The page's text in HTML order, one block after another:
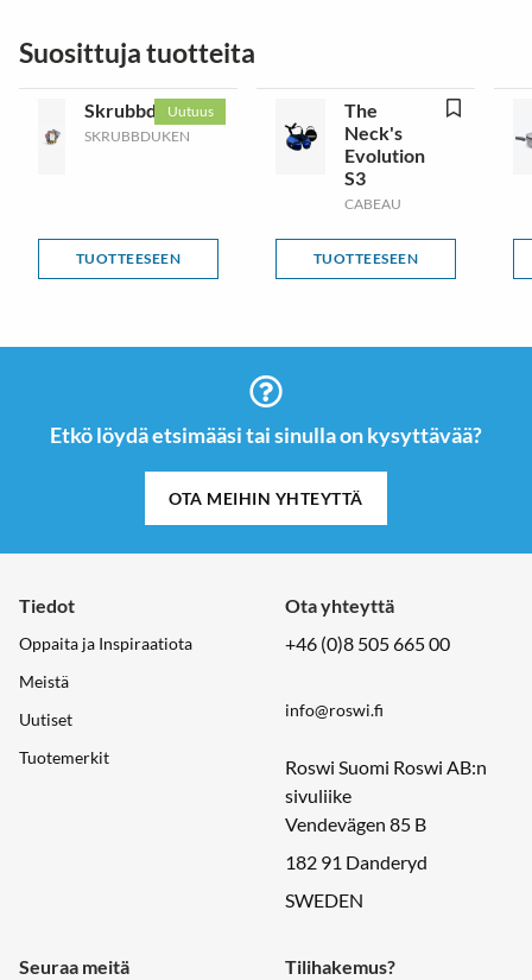
Suosittuja tuotteita
Uutuus
Skrubbduken
SKRUBBDUKEN
TUOTTEESEEN
The
Neck's
Evolution
S3
CABEAU
TUOTTEESEEN
Etkö löydä etsimääsi tai sinulla on kysyttävää?
OTA MEIHIN YHTEYTTÄ
Tiedot
Oppaita ja Inspiraatiota
Meistä
Uutiset
Tuotemerkit
Ota yhteyttä
+46 (0)8 505 665 00
info@roswi.fi
Roswi Suomi Roswi AB:n
sivuliike
Vendevägen 85 B
182 91 Danderyd
SWEDEN
Seuraa meitä Tilihakemus?